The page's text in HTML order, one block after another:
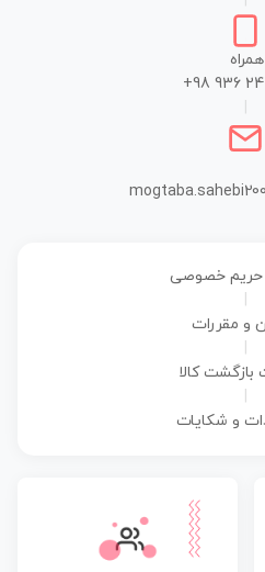
+98 936 24
خصوصی
و مقررات
کالا
و شکایات